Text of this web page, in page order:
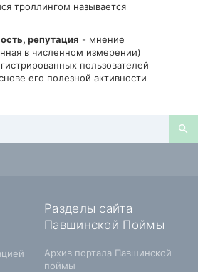
троллингом называется
репутация - мнение
в численном измерении)
пользователей
его полезной активности
Разделы сайта
Павшинской Поймы
Архив портала Павшинской
поймы